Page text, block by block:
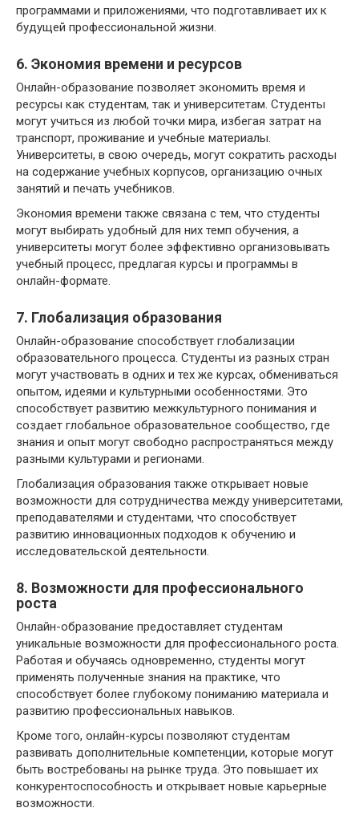
программами и приложениями, что подготавливает их к
будущей профессиональной жизни.
6. Экономия времени и ресурсов
Онлайн-образование позволяет экономить время и
ресурсы как студентам, так и университетам. Студенты
могут учиться из любой точки мира, избегая затрат на
транспорт, проживание и учебные материалы.
Университеты, в свою очередь, могут сократить расходы
на содержание учебных корпусов, организацию очных
занятий и печать учебников.
Экономия времени также связана с тем, что студенты
могут выбирать удобный для них темп обучения, а
университеты могут более эффективно организовывать
учебный процесс, предлагая курсы и программы в
онлайн-формате.
7. Глобализация образования
Онлайн-образование способствует глобализации
образовательного процесса. Студенты из разных стран
могут участвовать в одних и тех же курсах, обмениваться
опытом, идеями и культурными особенностями. Это
способствует развитию межкультурного понимания и
создает глобальное образовательное сообщество, где
знания и опыт могут свободно распространяться между
разными культурами и регионами.
Глобализация образования также открывает новые
возможности для сотрудничества между университетами,
преподавателями и студентами, что способствует
развитию инновационных подходов к обучению и
исследовательской деятельности.
8. Возможности для профессионального
роста
Онлайн-образование предоставляет студентам
уникальные возможности для профессионального роста.
Работая и обучаясь одновременно, студенты могут
применять полученные знания на практике, что
способствует более глубокому пониманию материала и
развитию профессиональных навыков.
Кроме того, онлайн-курсы позволяют студентам
развивать дополнительные компетенции, которые могут
быть востребованы на рынке труда. Это повышает их
конкурентоспособность и открывает новые карьерные
возможности.